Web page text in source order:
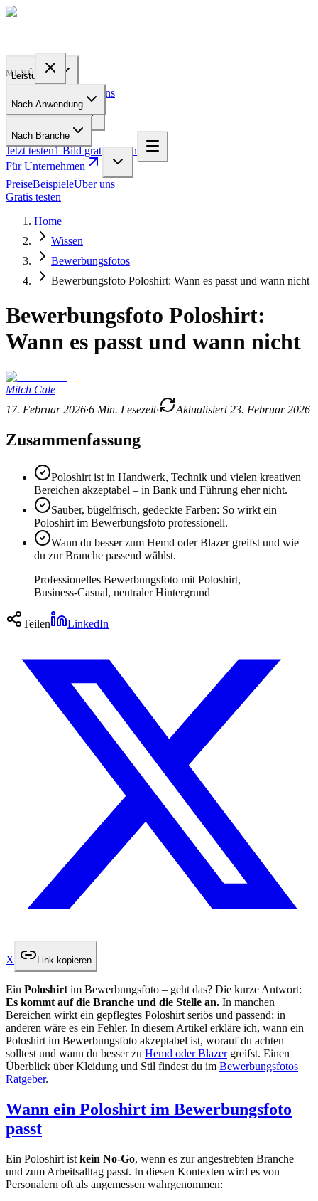
Leistungen
Über uns
Jetzt testen1 Bild gratis testen
MENÜ
Nach Anwendung
Nach Branche
Für Unternehmen
PreiseBeispieleÜber uns
Gratis testen
Home
Wissen
Bewerbungsfotos
Bewerbungsfoto Poloshirt: Wann es passt und wann nicht
Bewerbungsfoto Poloshirt:
Wann es passt und wann nicht
Mitch Cale
17. Februar 2026·6 Min. Lesezeit· Aktualisiert 23. Februar 2026
Zusammenfassung
Poloshirt ist in Handwerk, Technik und vielen kreativen
Bereichen akzeptabel – in Bank und Führung eher nicht.
Sauber, bügelfrisch, gedeckte Farben: So wirkt ein
Poloshirt im Bewerbungsfoto professionell.
Wann du besser zum Hemd oder Blazer greifst und wie
du zur Branche passend wählst.
Professionelles Bewerbungsfoto mit Poloshirt,
Business-Casual, neutraler Hintergrund
Teilen LinkedIn
X Link kopieren
Ein Poloshirt im Bewerbungsfoto – geht das? Die kurze Antwort:
Es kommt auf die Branche und die Stelle an. In manchen
Bereichen wirkt ein gepflegtes Poloshirt seriös und passend; in
anderen wäre es ein Fehler. In diesem Artikel erkläre ich, wann ein
Poloshirt im Bewerbungsfoto akzeptabel ist, worauf du achten
solltest und wann du besser zu Hemd oder Blazergreifst. Einen
Überblick über Kleidung und Stil findest du im Bewerbungsfotos
Ratgeber.
Wann ein Poloshirt im Bewerbungsfoto
passt
Ein Poloshirt ist kein No-Go, wenn es zur angestrebten Branche
und zum Arbeitsalltag passt. In diesen Kontexten wird es von
Personalern oft als angemessen wahrgenommen: